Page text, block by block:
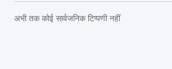
अभी तक कोई सार्वजनिक टिप्पणी नहीं